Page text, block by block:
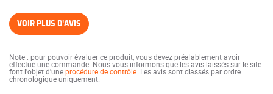
VOIR PLUS D'AVIS
Note : pour pouvoir évaluer ce produit, vous devez préalablement avoir
effectué une commande. Nous vous informons que les avis laissés sur le site
font l'objet d'uneprocédure de contrôle . Les avis sont classés par ordre
chronologique uniquement.